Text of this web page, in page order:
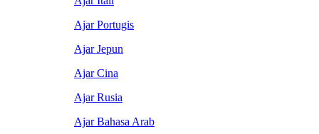
Ajar Portugis
Ajar Jepun
Ajar Cina
Ajar Rusia
Ajar Bahasa Arab